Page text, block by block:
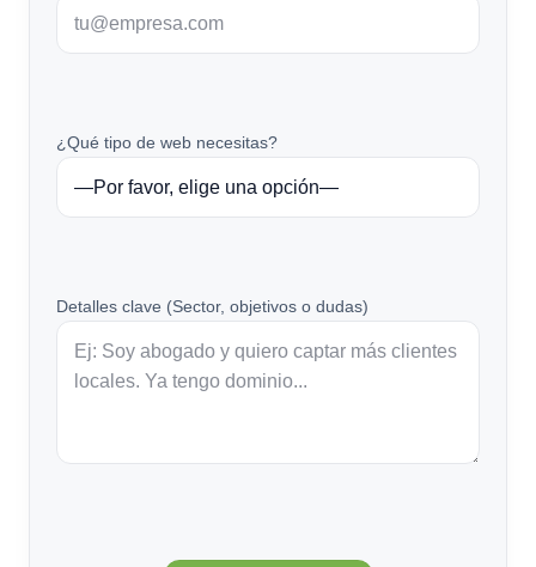
¿Qué tipo de web necesitas?
Detalles clave (Sector, objetivos o dudas)